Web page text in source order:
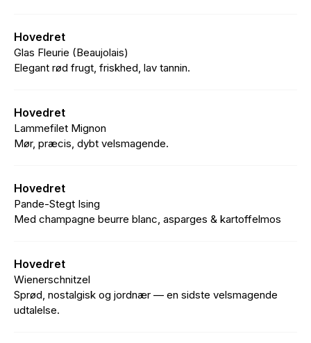
Hovedret
Glas Fleurie (Beaujolais)
Elegant rød frugt, friskhed, lav tannin.
Hovedret
Lammefilet Mignon
Mør, præcis, dybt velsmagende.
Hovedret
Pande-Stegt Ising
Med champagne beurre blanc, asparges & kartoffelmos
Hovedret
Wienerschnitzel
Sprød, nostalgisk og jordnær — en sidste velsmagende
udtalelse.